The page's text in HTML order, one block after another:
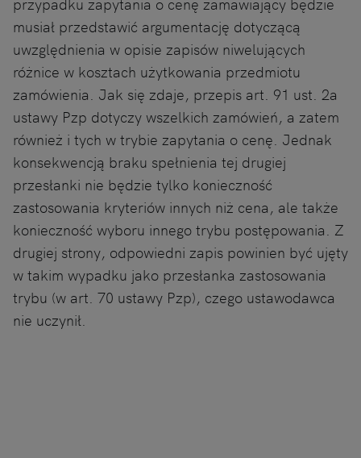
musiał przedstawić argumentację dotyczącą
uwzględnienia w opisie zapisów niwelujących
różnice w kosztach użytkowania przedmiotu
zamówienia. Jak się zdaje, przepis art. 91 ust. 2a
ustawy Pzp dotyczy wszelkich zamówień, a zatem
również i tych w trybie zapytania o cenę. Jednak
konsekwencją braku spełnienia tej drugiej
przesłanki nie będzie tylko konieczność
zastosowania kryteriów innych niż cena, ale także
konieczność wyboru innego trybu postępowania. Z
drugiej strony, odpowiedni zapis powinien być ujęty
w takim wypadku jako przesłanka zastosowania
trybu (w art. 70 ustawy Pzp), czego ustawodawca
nie uczynił.